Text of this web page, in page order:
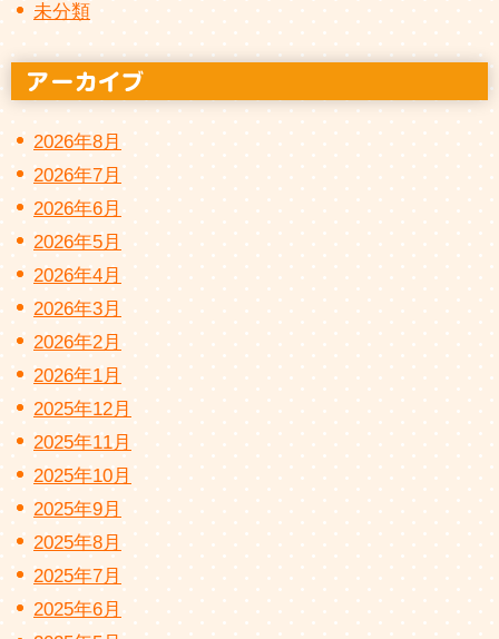
未分類
2026年8月
2026年7月
2026年6月
2026年5月
2026年4月
2026年3月
2026年2月
2026年1月
2025年12月
2025年11月
2025年10月
2025年9月
2025年8月
2025年7月
2025年6月